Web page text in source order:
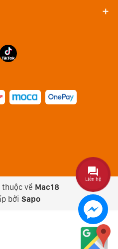
về Mac18
bởi Sapo
Liên hệ